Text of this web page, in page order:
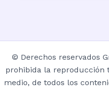
© Derechos reservados
prohibida la reproducción
medio, de todos los